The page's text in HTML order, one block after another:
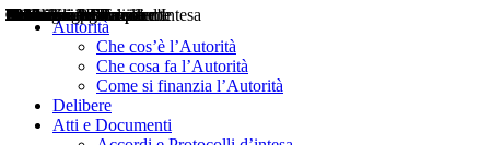
Autorità
Che cos’è l’Autorità
Che cosa fa l’Autorità
Come si finanzia l’Autorità
Delibere
Atti e Documenti
Delibere
Pareri
Consultazioni
Audizioni
Atti di Segnalazione
Accordi e Protocolli d'Intesa
Relazioni annuali
Misure di regolazione
Notizie
Comunicati Stampa
Bollettini ART
Convegni ART
Interviste del Presidente
Articoli in primo piano
Interventi del Presidente
2004
2005
2010
2013
2014
2015
2016
2017
2018
2019
202
2020
2021
2022
2023
2024
2025
2026
Aereo
Marittimo
Terrestre